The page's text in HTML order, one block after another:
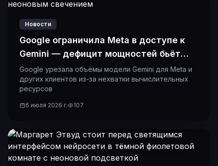
Новости
Google ограничила Meta в доступе к
Gemini — дефицит мощностей бьёт
даже гигантов
Google урезала объёмы модели Gemini для Meta и
других клиентов из-за нехватки вычислительных
ресурсов
6 июля 2026 г. 107